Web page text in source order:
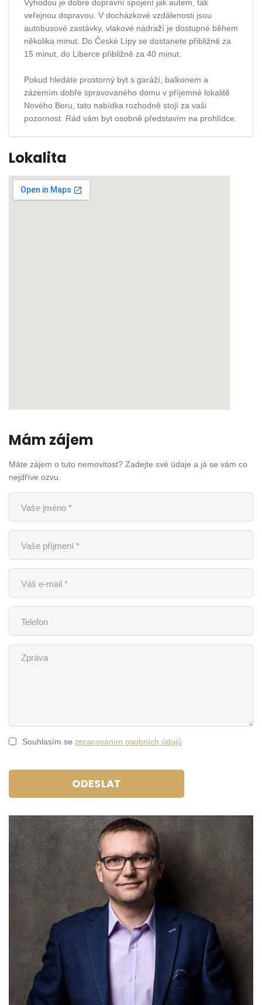
Výhodou je dobré dopravní spojení jak autem, tak
veřejnou dopravou. V docházkové vzdálenosti jsou
autobusové zastávky, vlakové nádraží je dostupné během
několika minut. Do České Lípy se dostanete přibližně za
15 minut, do Liberce přibližně za 40 minut.
Pokud hledáte prostorný byt s garáží, balkonem a
zázemím dobře spravovaného domu v příjemné lokalitě
Nového Boru, tato nabídka rozhodně stojí za vaši
pozornost. Rád vám byt osobně představím na prohlídce.
Lokalita
Mám zájem
Máte zájem o tuto nemovitost? Zadejte své údaje a já se vám co
nejdříve ozvu.
Souhlasím se zpracováním osobních údajů
ODESLAT